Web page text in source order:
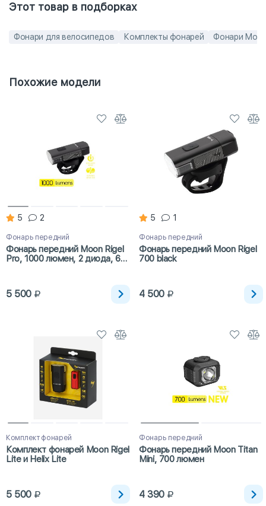
Этот товар в подборках
Фонари для велосипедов Комплекты фонарей Фонари
Похожие модели
5 2
Фонарь передний
Фонарь передний Moon Rigel
Pro, 1000 люмен, 2 диода, 6
5 500
5 1
Фонарь передний
Фонарь передний Moon Rigel
700 black
4 500
Комплект фонарей
Комплект фонарей Moon Rigel
Lite и Helix Lite
5 500
Фонарь передний
Фонарь передний Moon Titan
Mini, 700 люмен
4 390